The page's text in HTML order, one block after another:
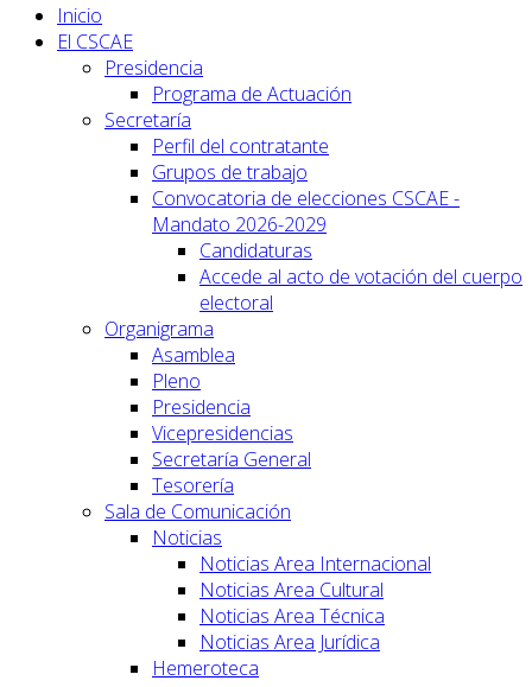
Inicio
El CSCAE
Presidencia
Programa de Actuación
Secretaría
Perfil del contratante
Grupos de trabajo
Convocatoria de elecciones CSCAE -
Mandato 2026-2029
Candidaturas
Accede al acto de votación del cuerpo
electoral
Organigrama
Asamblea
Pleno
Presidencia
Vicepresidencias
Secretaría General
Tesorería
Sala de Comunicación
Noticias
Noticias Area Internacional
Noticias Area Cultural
Noticias Area Técnica
Noticias Area Jurídica
Hemeroteca